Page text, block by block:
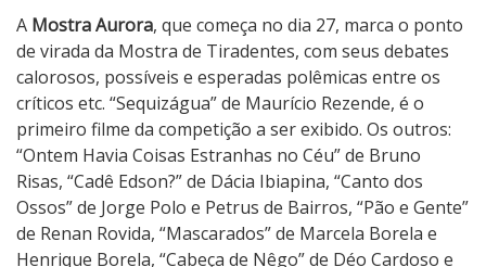
A Mostra Aurora, que começa no dia 27, marca o ponto
de virada da Mostra de Tiradentes, com seus debates
calorosos, possíveis e esperadas polêmicas entre os
críticos etc. “Sequizágua” de Maurício Rezende, é o
primeiro filme da competição a ser exibido. Os outros:
“Ontem Havia Coisas Estranhas no Céu” de Bruno
Risas, “Cadê Edson?” de Dácia Ibiapina, “Canto dos
Ossos” de Jorge Polo e Petrus de Bairros, “Pão e Gente”
de Renan Rovida, “Mascarados” de Marcela Borela e
Henrique Borela, “Cabeça de Nêgo” de Déo Cardoso e